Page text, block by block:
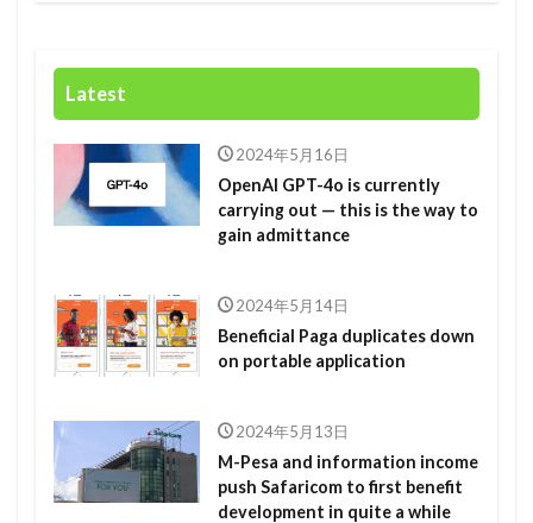
Latest
2024年5月16日
OpenAI GPT-4o is currently
carrying out — this is the way to
gain admittance
2024年5月14日
Beneficial Paga duplicates down
on portable application
2024年5月13日
M-Pesa and information income
push Safaricom to first benefit
development in quite a while